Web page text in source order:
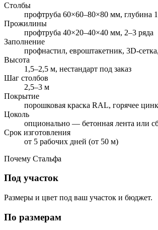
Столбы
профтруба 60×60–80×80 мм, глубина
Прожилины
профтруба 40×20–40×40 мм, 2–3 ряда
Заполнение
профнастил, евроштакетник, 3D-
Высота
1,5–2,5 м, нестандарт под заказ
Шаг столбов
2,5–3 м
Покрытие
порошковая краска RAL, горячее
Цоколь
опционально — бетонная лента или
Срок изготовления
от 5 рабочих дней (от 50 м)
Почему Стальфа
Под участок
Размеры и цвет под ваш участок и бюджет.
По размерам